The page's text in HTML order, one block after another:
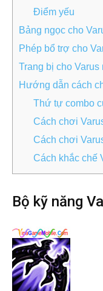
Điểm yếu
Bảng ngọc cho
Phép bổ trợ cho
Trang bị cho Varus
Hướng dẫn cách
Thứ tự combo
Cách chơi
Cách chơi
Cách khắc chế
Bộ kỹ năng